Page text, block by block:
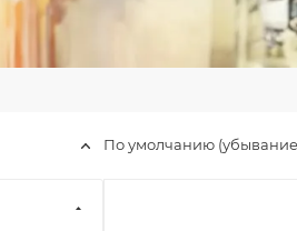
По умолчанию